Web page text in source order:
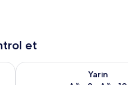
et
8 - Ağu 9
Yarın
Yarın için müsaitliği